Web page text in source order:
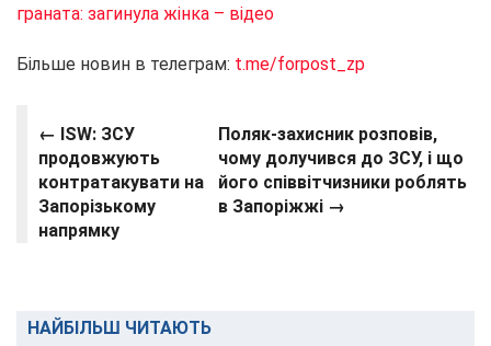
граната: загинула жінка – відео
Більше новин в телеграм: t.me/forpost_zp
← ISW: ЗСУ
продовжують
контратакувати на
Запорізькому
напрямку
Поляк-захисник розповів,
чому долучився до ЗСУ, і що
його співвітчизники роблять
в Запоріжжі →
НАЙБІЛЬШ ЧИТАЮТЬ